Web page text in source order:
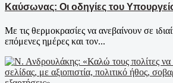
Καύσωνας: Οι οδηγίες του
Με τις θερμοκρασίες να ανεβαίνουν σε
επόμενες ημέρες και τον...